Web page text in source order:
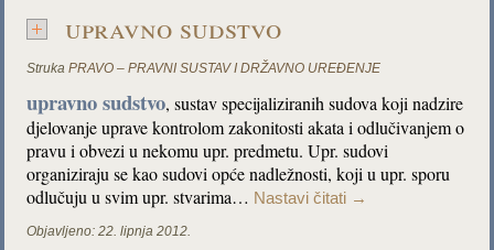
upravno sudstvo
Struka PRAVO – PRAVNI SUSTAV I DRŽAVNO UREĐENJE
upravno sudstvo, sustav specijaliziranih sudova koji nadzire
djelovanje uprave kontrolom zakonitosti akata i odlučivanjem o
pravu i obvezi u nekomu upr. predmetu. Upr. sudovi
organiziraju se kao sudovi opće nadležnosti, koji u upr. sporu
odlučuju u svim upr. stvarima… Nastavi čitati →
Objavljeno: 22. lipnja 2012.